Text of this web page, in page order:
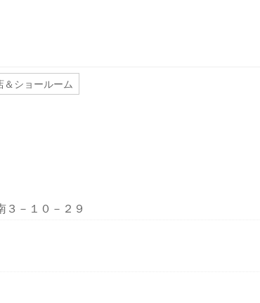
＆ショールーム
３－１０－２９